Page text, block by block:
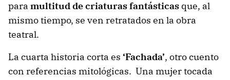
para multitud de criaturas fantásticas que, al
mismo tiempo, se ven retratados en la obra
teatral.
La cuarta historia corta es ‘Fachada’, otro cuento
con referencias mitológicas. Una mujer tocada